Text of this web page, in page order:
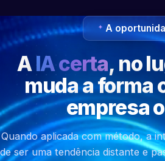
A
AIA certa, no
muda a forma
empresa
Quando aplicada com método, a
de ser uma tendência distante e